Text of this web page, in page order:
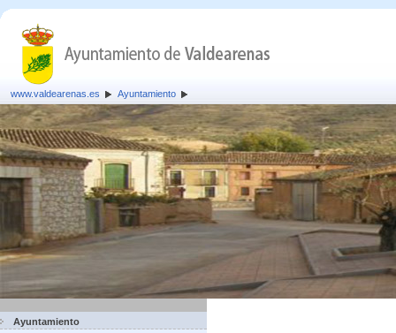
www.valdearenas.es Ayuntamiento
Ayuntamiento